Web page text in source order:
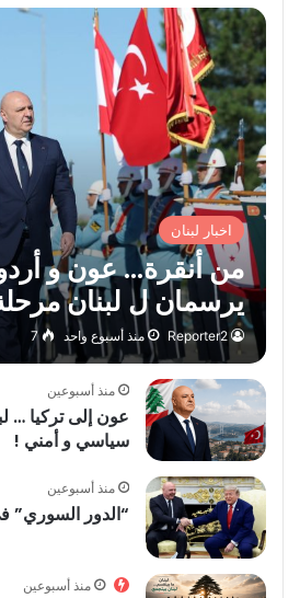
اخبار لبنان
من أنقرة… عون و
يرسمان ل لبنان
Reporter2 منذ أسبوع واحد 7
منذ أسبوعين
عون إلى تركيا …
سياسي و أمني !
منذ أسبوعين
“الدور السوري”
منذ أسبوعين